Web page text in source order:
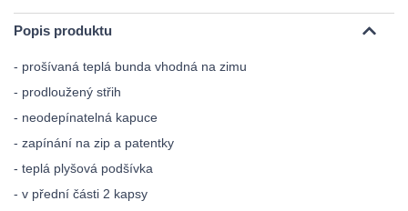
Popis produktu
- prošívaná teplá bunda vhodná na zimu
- prodloužený střih
- neodepínatelná kapuce
- zapínání na zip a patentky
- teplá plyšová podšívka
- v přední části 2 kapsy